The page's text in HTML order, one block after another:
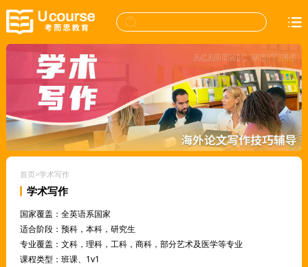
首页>学术写作
学术写作
国家覆盖：全英语系国家
适合阶段：预科，本科，研究生
专业覆盖：文科，理科，工科，商科，部分艺术及医学等专业
课程类型：班课、1v1